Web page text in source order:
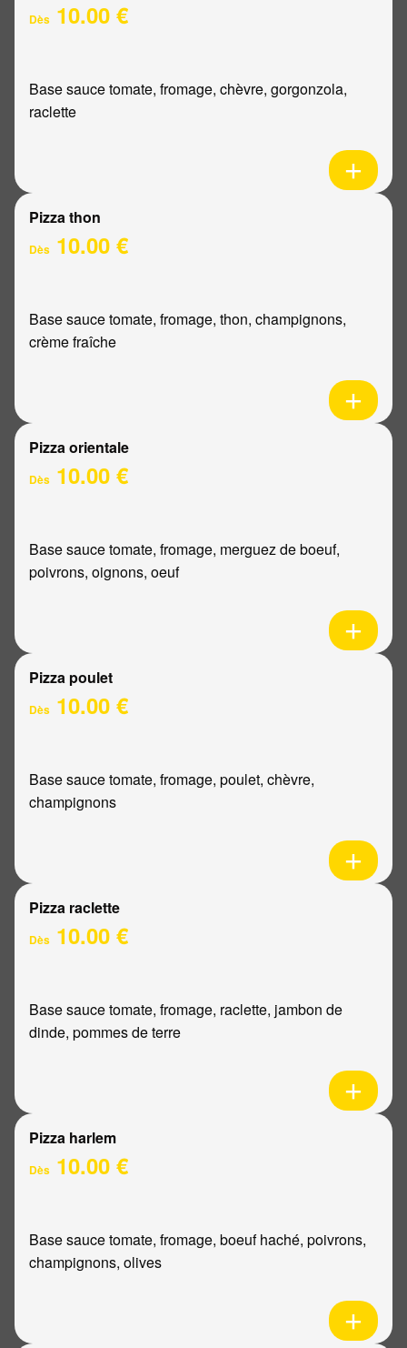
Dès 10.00 €
Base sauce tomate, fromage, chèvre, gorgonzola,
raclette
Pizza thon
Dès 10.00 €
Base sauce tomate, fromage, thon, champignons,
crème fraîche
Pizza orientale
Dès 10.00 €
Base sauce tomate, fromage, merguez de boeuf,
poivrons, oignons, oeuf
Pizza poulet
Dès 10.00 €
Base sauce tomate, fromage, poulet, chèvre,
champignons
Pizza raclette
Dès 10.00 €
Base sauce tomate, fromage, raclette, jambon de
dinde, pommes de terre
Pizza harlem
Dès 10.00 €
Base sauce tomate, fromage, boeuf haché, poivrons,
champignons, olives